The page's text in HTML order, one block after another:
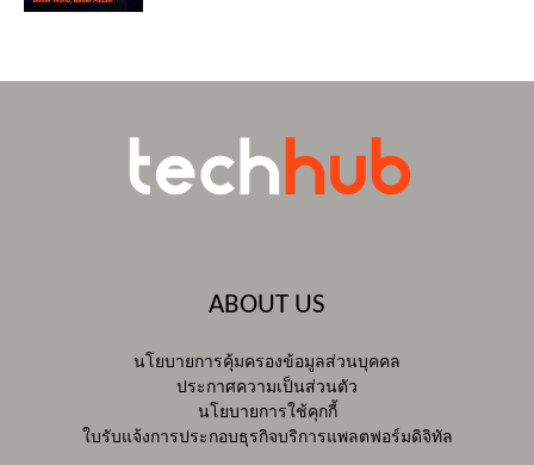
ABOUT US
นโยบายการคุ้มครองข้อมูลส่วนบุคคล
ประกาศความเป็นส่วนตัว
นโยบายการใช้คุกกี้
ใบรับแจ้งการประกอบธุรกิจบริการแพลตฟอร์มดิจิทัล